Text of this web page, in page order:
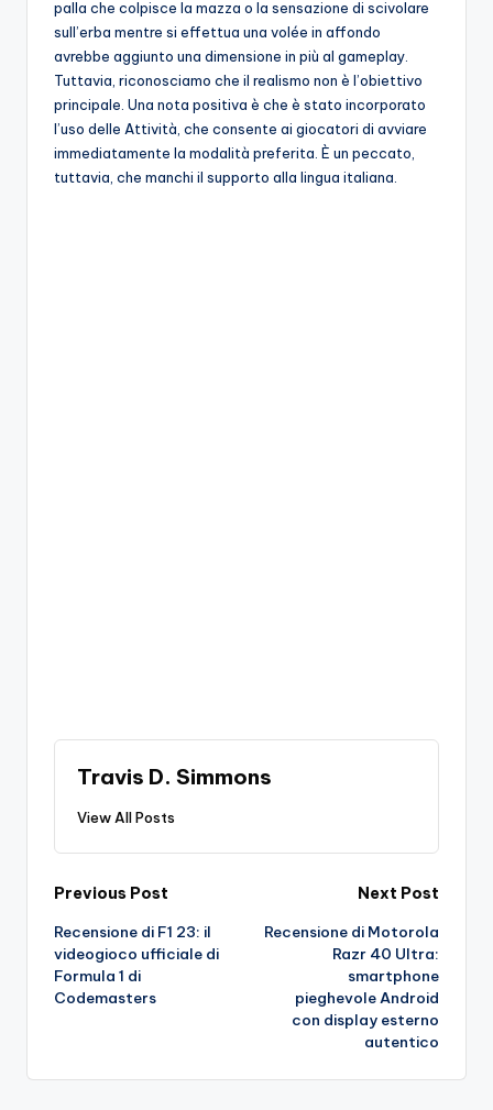
palla che colpisce la mazza o la sensazione di scivolare
sull’erba mentre si effettua una volée in affondo
avrebbe aggiunto una dimensione in più al gameplay.
Tuttavia, riconosciamo che il realismo non è l’obiettivo
principale. Una nota positiva è che è stato incorporato
l’uso delle Attività, che consente ai giocatori di avviare
immediatamente la modalità preferita. È un peccato,
tuttavia, che manchi il supporto alla lingua italiana.
Travis D. Simmons
View All Posts
Post
navigation
Previous Post
Recensione di F1 23: il
videogioco ufficiale di
Formula 1 di
Codemasters
Next Post
Recensione di Motorola
Razr 40 Ultra:
smartphone
pieghevole Android
con display esterno
autentico